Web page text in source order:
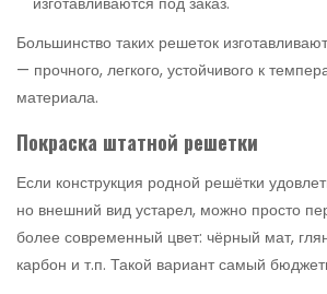
Большинство таких решеток
— прочного, легкого, устойчивого к
материала.
Покраска штатной решетки
Если конструкция родной решётки
но внешний вид устарел, можно просто
более современный цвет: чёрный мат,
карбон и т.п. Такой вариант самый